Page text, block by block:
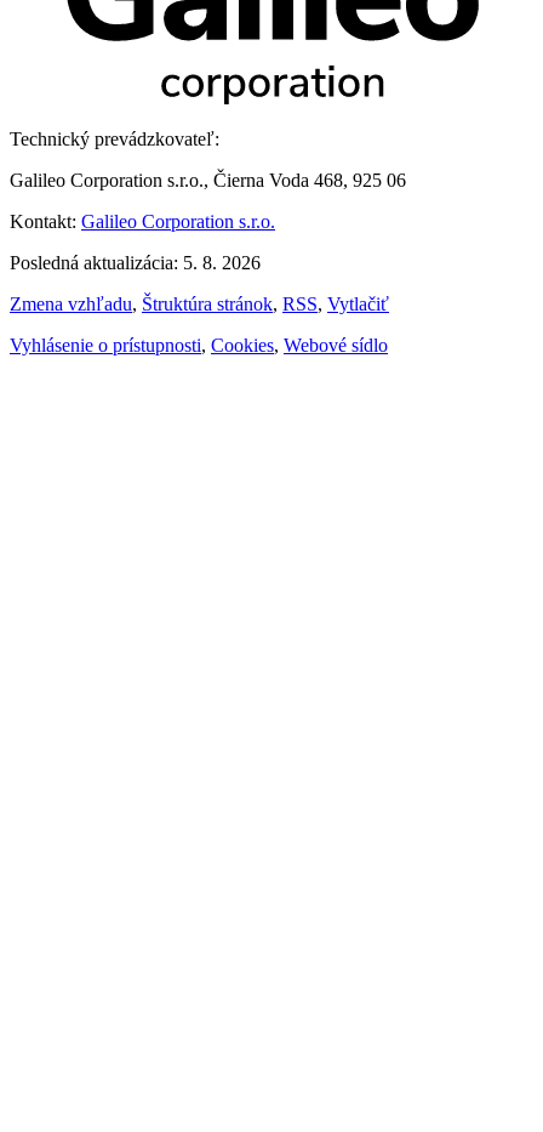
Technický prevádzkovateľ:
Galileo Corporation s.r.o., Čierna Voda 468, 925 06
Kontakt: Galileo Corporation s.r.o.
Posledná aktualizácia: 5. 8. 2026
Zmena vzhľadu, Štruktúra stránok, RSS, Vytlačiť
Vyhlásenie o prístupnosti, Cookies, Webové sídlo